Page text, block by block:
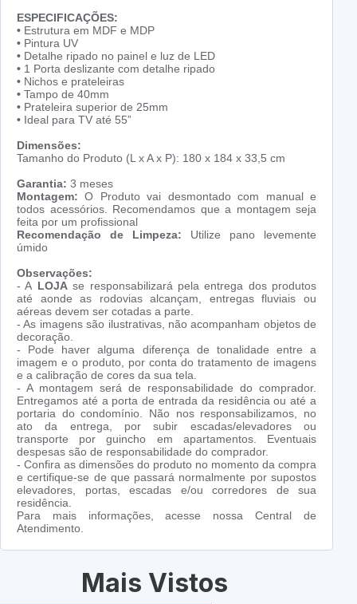
ESPECIFICAÇÕES:
• Estrutura em MDF e MDP
• Pintura UV
• Detalhe ripado no painel e luz de LED
• 1 Porta deslizante com detalhe ripado
• Nichos e prateleiras
• Tampo de 40mm
• Prateleira superior de 25mm
• Ideal para TV até 55”
Dimensões:
Tamanho do Produto (L x A x P): 180 x 184 x 33,5 cm
Garantia: 3 meses
Montagem: O Produto vai desmontado com manual e
todos acessórios. Recomendamos que a montagem seja
feita por um profissional
Recomendação de Limpeza: Utilize pano levemente
úmido
Observações:
- A LOJAse responsabilizará pela entrega dos produtos
até aonde as rodovias alcançam, entregas fluviais ou
aéreas devem ser cotadas a parte.
- As imagens são ilustrativas, não acompanham objetos de
decoração.
- Pode haver alguma diferença de tonalidade entre a
imagem e o produto, por conta do tratamento de imagens
e a calibração de cores da sua tela.
- A montagem será de responsabilidade do comprador.
Entregamos até a porta de entrada da residência ou até a
portaria do condomínio. Não nos responsabilizamos, no
ato da entrega, por subir escadas/elevadores ou
transporte por guincho em apartamentos. Eventuais
despesas são de responsabilidade do comprador.
- Confira as dimensões do produto no momento da compra
e certifique-se de que passará normalmente por supostos
elevadores, portas, escadas e/ou corredores de sua
residência.
Para mais informações, acesse nossa Central de
Atendimento.
Mais Vistos